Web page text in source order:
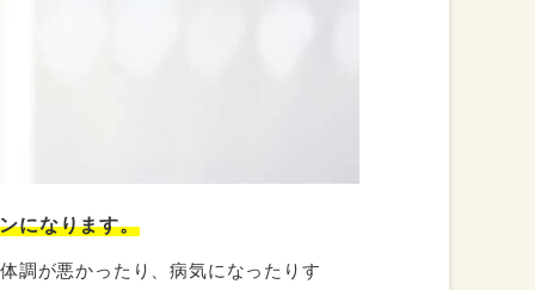
になります。
調が悪かったり、病気になったりす